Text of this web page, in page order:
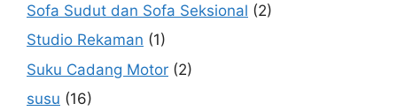
Sofa Sudut dan Sofa Seksional (2)
Studio Rekaman (1)
Suku Cadang Motor (2)
susu (16)